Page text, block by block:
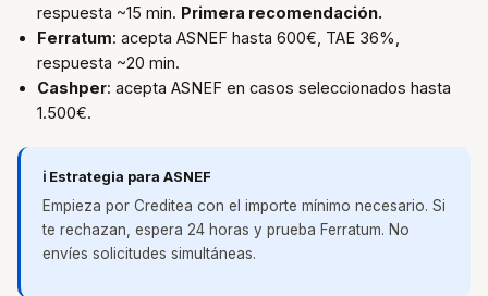
respuesta ~15 min. Primera recomendación.
Ferratum: acepta ASNEF hasta 600€, TAE 36%,
respuesta ~20 min.
Cashper: acepta ASNEF en casos seleccionados hasta
1.500€.
ℹ️ Estrategia para ASNEF
Empieza por Creditea con el importe mínimo necesario. Si
te rechazan, espera 24 horas y prueba Ferratum. No
envíes solicitudes simultáneas.